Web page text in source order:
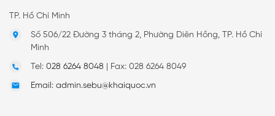
TP. Hồ Chí Minh
Số 506/22 Đường 3 tháng 2, Phường Diên Hồng, TP. Hồ Chí
Minh
Tel: 028 6264 8048 Fax: 028 6264 8049
Email: admin.sebu@khaiquoc.vn